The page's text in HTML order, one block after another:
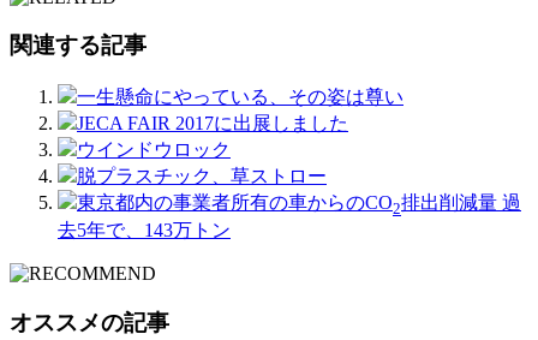
関連する記事
一生懸命にやっている、その姿は尊い
JECA FAIR 2017に出展しました
ウインドウロック
脱プラスチック、草ストロー
東京都内の事業者所有の車からのCO2排出削減量 過
去5年で、143万トン
オススメの記事